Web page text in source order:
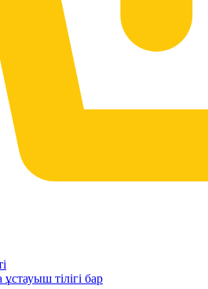
тілігі бар